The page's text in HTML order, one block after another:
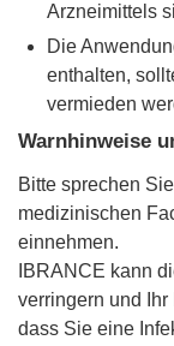
Arzneimittels
Die
enthalten,
vermieden
Warnhinweise
Bitte sprechen
medizinischen
einnehmen.
IBRANCE kann
verringern und
dass Sie eine